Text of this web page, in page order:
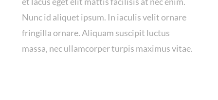
Nunc id aliquet ipsum. In iaculis velit ornare
fringilla ornare. Aliquam suscipit luctus
massa, nec ullamcorper turpis maximus vitae.